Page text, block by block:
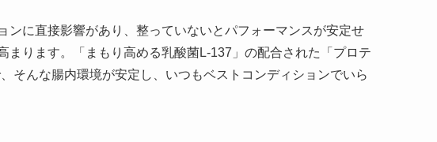
ンに直接影響があり、整っていないとパフォーマンスが安定せ
まります。「まもり高める乳酸菌L-137」の配合された「プロテ
そんな腸内環境が安定し、いつもベストコンディションでいら